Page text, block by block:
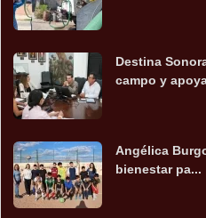
Destina
campo y
Angélica
bienestar pa...